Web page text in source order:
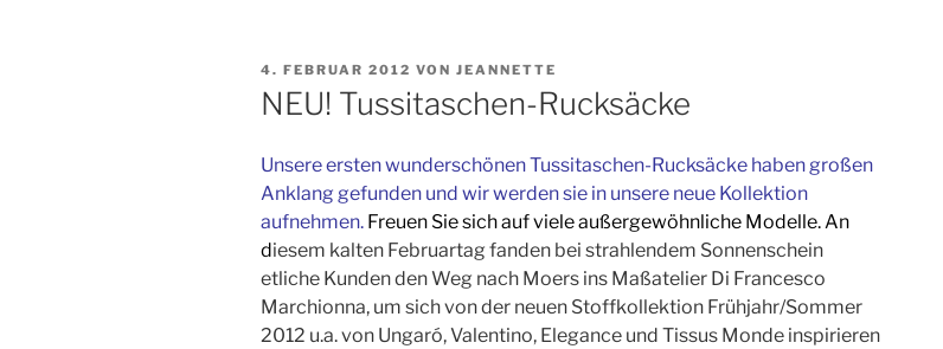
VERÖFFENTLICHT
AM
4. FEBRUAR 2012 VON JEANNETTE
NEU! Tussitaschen-Rucksäcke
Unsere ersten wunderschönen Tussitaschen-Rucksäcke haben großen
Anklang gefunden und wir werden sie in unsere neue Kollektion
aufnehmen. Freuen Sie sich auf viele außergewöhnliche Modelle.An
diesem kalten Februartag fanden bei strahlendem Sonnenschein
etliche Kunden den Weg nach Moers ins Maßatelier Di Francesco
Marchionna, um sich von der neuen Stoffkollektion Frühjahr/Sommer
2012 u.a. von Ungaró, Valentino, Elegance und Tissus Monde inspirieren